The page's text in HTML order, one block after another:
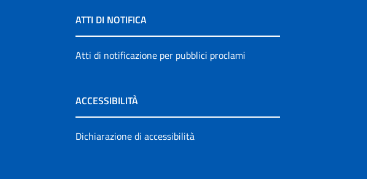
ATTI DI NOTIFICA
Atti di notificazione per pubblici proclami
ACCESSIBILITÀ
Dichiarazione di accessibilità